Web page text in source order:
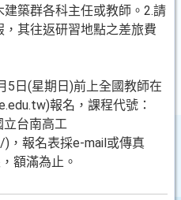
築群各科主任或教師。2.請
其往返研習地點之差旅費
5日(星期日)前上全國教師在
報名，課程代號：
立台南高工
報名表採e-mail或傳真
額滿為止。